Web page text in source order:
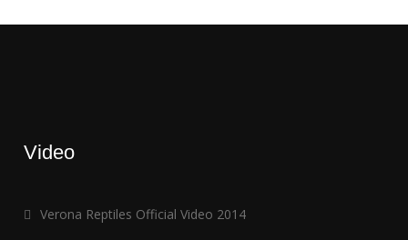
Video
Verona Reptiles Official Video 2014